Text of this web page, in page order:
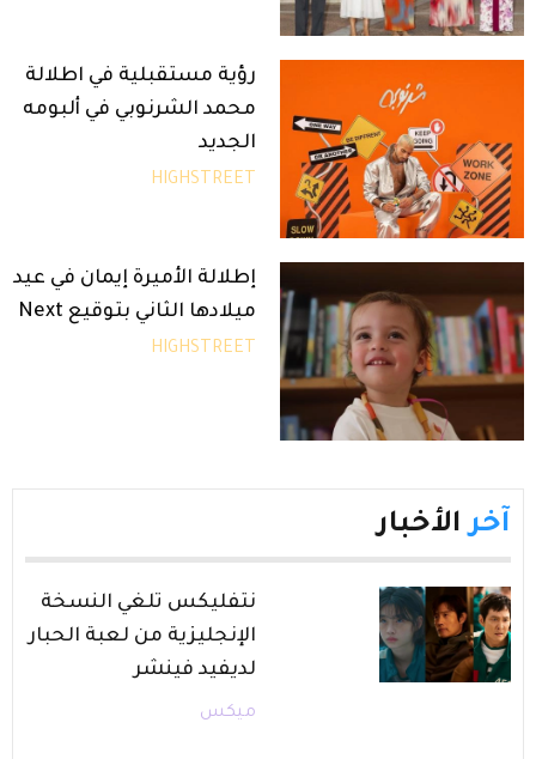
رؤية مستقبلية في اطلالة
محمد الشرنوبي في ألبومه
الجديد
HIGHSTREET
إطلالة الأميرة إيمان في عيد
ميلادها الثاني بتوقيع Next
HIGHSTREET
آخر الأخبار
نتفليكس تلغي النسخة
الإنجليزية من لعبة الحبار
لديفيد فينشر
ميكس